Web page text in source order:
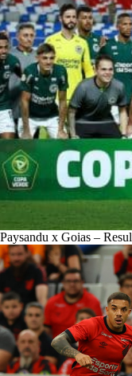
Paysandu x Goias –